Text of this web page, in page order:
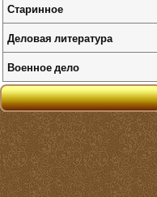
Старинное
Деловая литература
Военное дело